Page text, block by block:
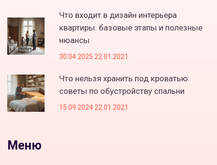
Что входит в дизайн интерьера
квартиры: базовые этапы и полезные
нюансы
30 04 2025 22.01.2021
Что нельзя хранить под кроватью:
советы по обустройству спальни
15 09 2024 22.01.2021
Меню